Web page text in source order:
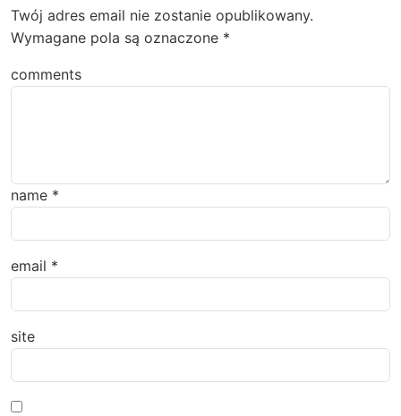
Twój adres email nie zostanie opublikowany.
Wymagane pola są oznaczone *
comments
name *
email *
site